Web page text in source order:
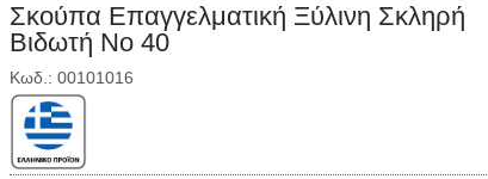
Σκούπα Επαγγελματική Ξύλινη Σκληρή
Βιδωτή Νο 40
Κωδ.: 00101016